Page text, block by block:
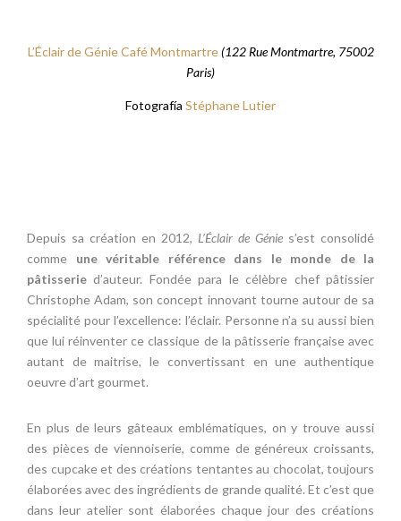
L’Éclair de Génie Café Montmartre (122 Rue Montmartre, 75002
Paris)
Fotografía Stéphane Lutier
Depuis sa création en 2012, L’Éclair de Génie s’est consolidé
comme une véritable référence dans le monde de la
pâtisserie d’auteur. Fondée para le célèbre chef pâtissier
Christophe Adam, son concept innovant tourne autour de sa
spécialité pour l’excellence: l’éclair. Personne n’a su aussi bien
que lui réinventer ce classique de la pâtisserie française avec
autant de maitrise, le convertissant en une authentique
oeuvre d’art gourmet.
En plus de leurs gâteaux emblématiques, on y trouve aussi
des pièces de viennoiserie, comme de généreux croissants,
des cupcake et des créations tentantes au chocolat, toujours
élaborées avec des ingrédients de grande qualité. Et c’est que
dans leur atelier sont élaborées chaque jour des créations